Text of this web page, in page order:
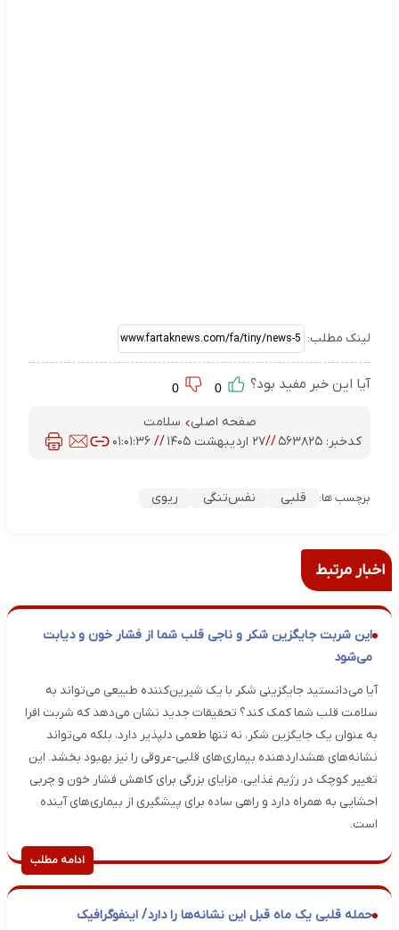
لینک مطلب:
آیا این خبر مفید بود؟
صفحه اصلی
سلامت
کدخبر: ۵۶۳۸۲۵ //۲۷ اردیبهشت ۱۴۰۵ // ۰۱:۰۱:۳۶
برچسب ها: قلبی نفس‌تنگی ریوی
اخبار مرتبط
این شربت جایگزین شکر و ناجی قلب شما از فشار خون و دیابت
می‌شود
آیا می‌دانستید جایگزینی شکر با یک شیرین‌کننده‌ طبیعی می‌تواند به
سلامت قلب شما کمک کند؟ تحقیقات جدید نشان می‌دهد که شربت افرا
به عنوان یک جایگزین شکر، نه تنها طعمی دلپذیر دارد، بلکه می‌تواند
نشانه‌های هشداردهنده بیماری‌های قلبی-عروقی را نیز بهبود بخشد. این
تغییر کوچک در رژیم غذایی، مزایای بزرگی برای کاهش فشار خون و چربی
احشایی به همراه دارد و راهی ساده برای پیشگیری از بیماری‌های آینده
است.
ادامه مطلب
حمله قلبی یک ماه قبل این نشانه‌ها را دارد/ اینفوگرافیک